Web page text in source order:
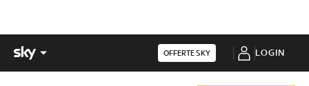
OFFERTE SKY LOGIN